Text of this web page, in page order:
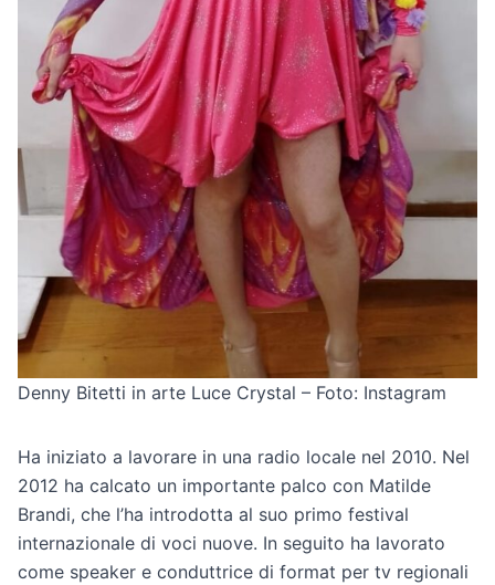
Denny Bitetti in arte Luce Crystal – Foto: Instagram
Ha iniziato a lavorare in una radio locale nel 2010. Nel
2012 ha calcato un importante palco con Matilde
Brandi, che l’ha introdotta al suo primo festival
internazionale di voci nuove. In seguito ha lavorato
come speaker e conduttrice di format per tv regionali